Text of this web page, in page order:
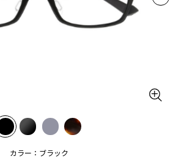
カラー：ブラック